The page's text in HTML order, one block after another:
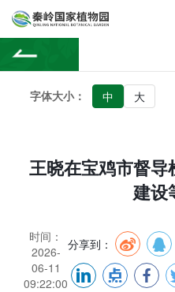
字体大小： 中 大
王晓在宝鸡市督导
建设
时间：
2026-
06-11
09:22:00
分享到：